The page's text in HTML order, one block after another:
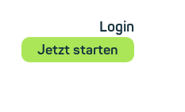
Login
Jetzt starten